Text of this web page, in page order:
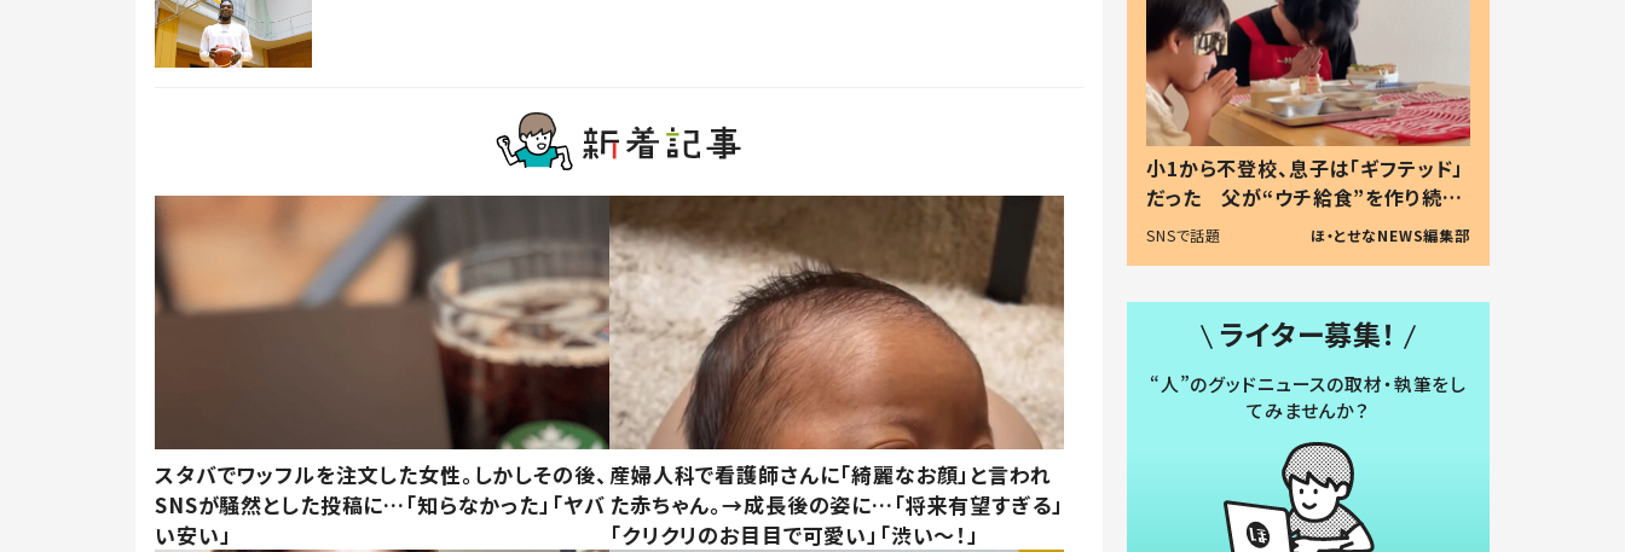
スタバでワッフルを注文した女性。しかしその後、
SNSが騒然とした投稿に…「知らなかった」「ヤバ
い安い」
産婦人科で看護師さんに「綺麗なお顔」と言われ
た赤ちゃん。→成長後の姿に…「将来有望すぎる」
「クリクリのお目目で可愛い」「渋い～！」
小1から不登校、息子は「ギフテッド」
だった 父が“ウチ給食”を作り続け
る理由とは #令和の親 #令和の子
SNSで話題 ほ・とせなNEWS編集部
ライター募集！
“人”のグッドニュースの取材・執筆をし
てみませんか？